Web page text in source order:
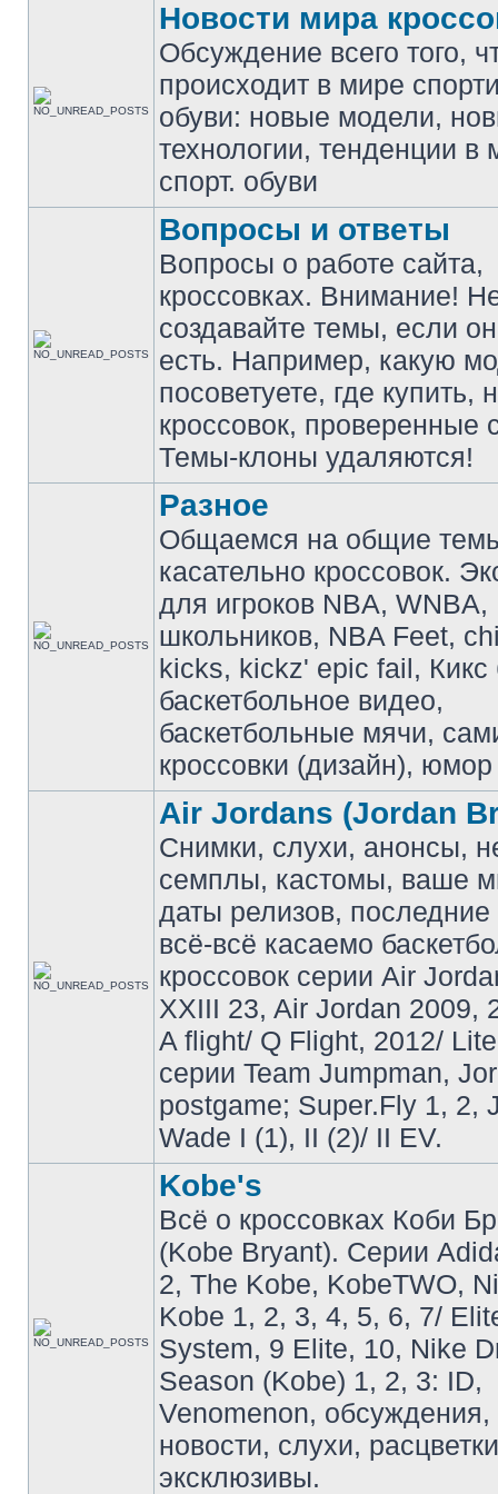
Новости мира
Обсуждение всего того,
происходит в мире
обуви: новые модели,
технологии, тенденции в
спорт. обуви
Вопросы и ответы
Вопросы о работе сайта,
кроссовках. Внимание!
создавайте темы, если
есть. Например, какую
посоветуете, где купить,
кроссовок, проверенные
Темы-клоны удаляются!
Разное
Общаемся на общие
касательно кроссовок.
для игроков NBA, WNBA,
школьников, NBA Feet,
kicks, kickz' epic fail, Кикс
баскетбольное видео,
баскетбольные мячи,
кроссовки (дизайн),
Air Jordans (Jordan
Снимки, слухи, анонсы,
семплы, кастомы, ваше
даты релизов, последние
всё-всё касаемо
кроссовок серии Air
XXIII 23, Air Jordan 2009,
A flight/ Q Flight, 2012/
серии Team Jumpman,
postgame; Super.Fly 1, 2,
Wade I (1), II (2)/ II EV.
Kobe's
Всё о кроссовках Коби
(Kobe Bryant). Серии
2, The Kobe, KobeTWO,
Kobe 1, 2, 3, 4, 5, 6, 7/
System, 9 Elite, 10, Nike
Season (Kobe) 1, 2, 3: ID,
Venomenon,
новости, слухи,
эксклюзивы.